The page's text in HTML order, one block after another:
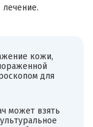
кожи,
для
может взять